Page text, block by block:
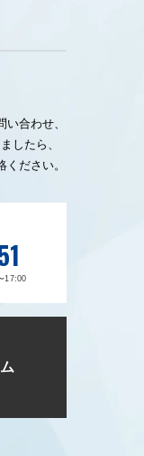
合わせ、
したら、
ださい。
17:00